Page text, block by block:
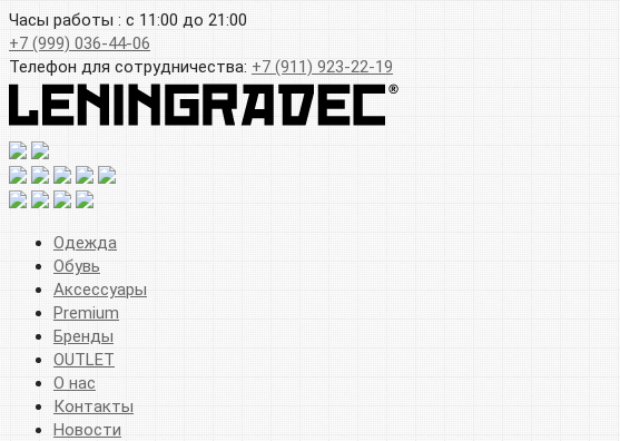
Часы работы : с 11:00 до 21:00
+7 (999) 036-44-06
Телефон для сотрудничества: +7 (911) 923-22-19
Одежда
Обувь
Аксессуары
Premium
Бренды
OUTLET
О нас
Контакты
Новости